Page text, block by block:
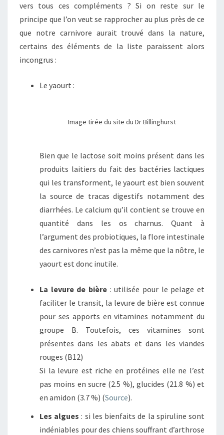
vers tous ces compléments ? Si on reste sur le
principe que l’on veut se rapprocher au plus près de ce
que notre carnivore aurait trouvé dans la nature,
certains des éléments de la liste paraissent alors
incongrus :
Le yaourt :
Image tirée du site du Dr Billinghurst
Bien que le lactose soit moins présent dans les
produits laitiers du fait des bactéries lactiques
qui les transforment, le yaourt est bien souvent
la source de tracas digestifs notamment des
diarrhées. Le calcium qu’il contient se trouve en
quantité dans les os charnus. Quant à
l’argument des probiotiques, la flore intestinale
des carnivores n’est pas la même que la nôtre, le
yaourt est donc inutile.
La levure de bière : utilisée pour le pelage et
faciliter le transit, la levure de bière est connue
pour ses apports en vitamines notamment du
groupe B. Toutefois, ces vitamines sont
présentes dans les abats et dans les viandes
rouges (B12)
Si la levure est riche en protéines elle ne l’est
pas moins en sucre (2.5 %), glucides (21.8 %) et
en amidon (3.7 %) (Source).
Les algues : si les bienfaits de la spiruline sont
indéniables pour des chiens souffrant d’arthrose